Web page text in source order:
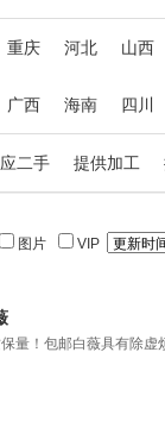
重庆 河北 山西
广西 海南 四川
二手 提供加工
图片 VIP
量！包邮白薇具有除虚